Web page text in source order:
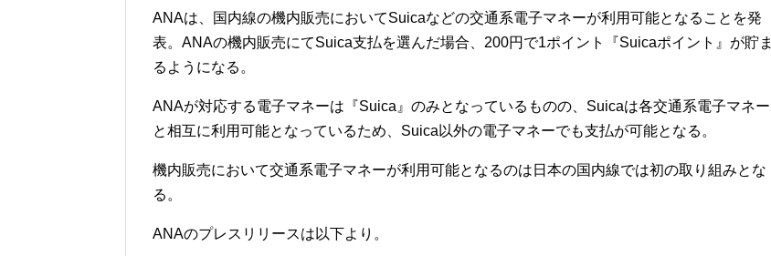
ANAは、国内線の機内販売においてSuicaなどの交通系電子マネーが利用可能となることを発
表。ANAの機内販売にてSuica支払を選んだ場合、200円で1ポイント『Suicaポイント』が貯ま
るようになる。
ANAが対応する電子マネーは『Suica』のみとなっているものの、Suicaは各交通系電子マネー
と相互に利用可能となっているため、Suica以外の電子マネーでも支払が可能となる。
機内販売において交通系電子マネーが利用可能となるのは日本の国内線では初の取り組みとな
る。
ANAのプレスリリースは以下より。